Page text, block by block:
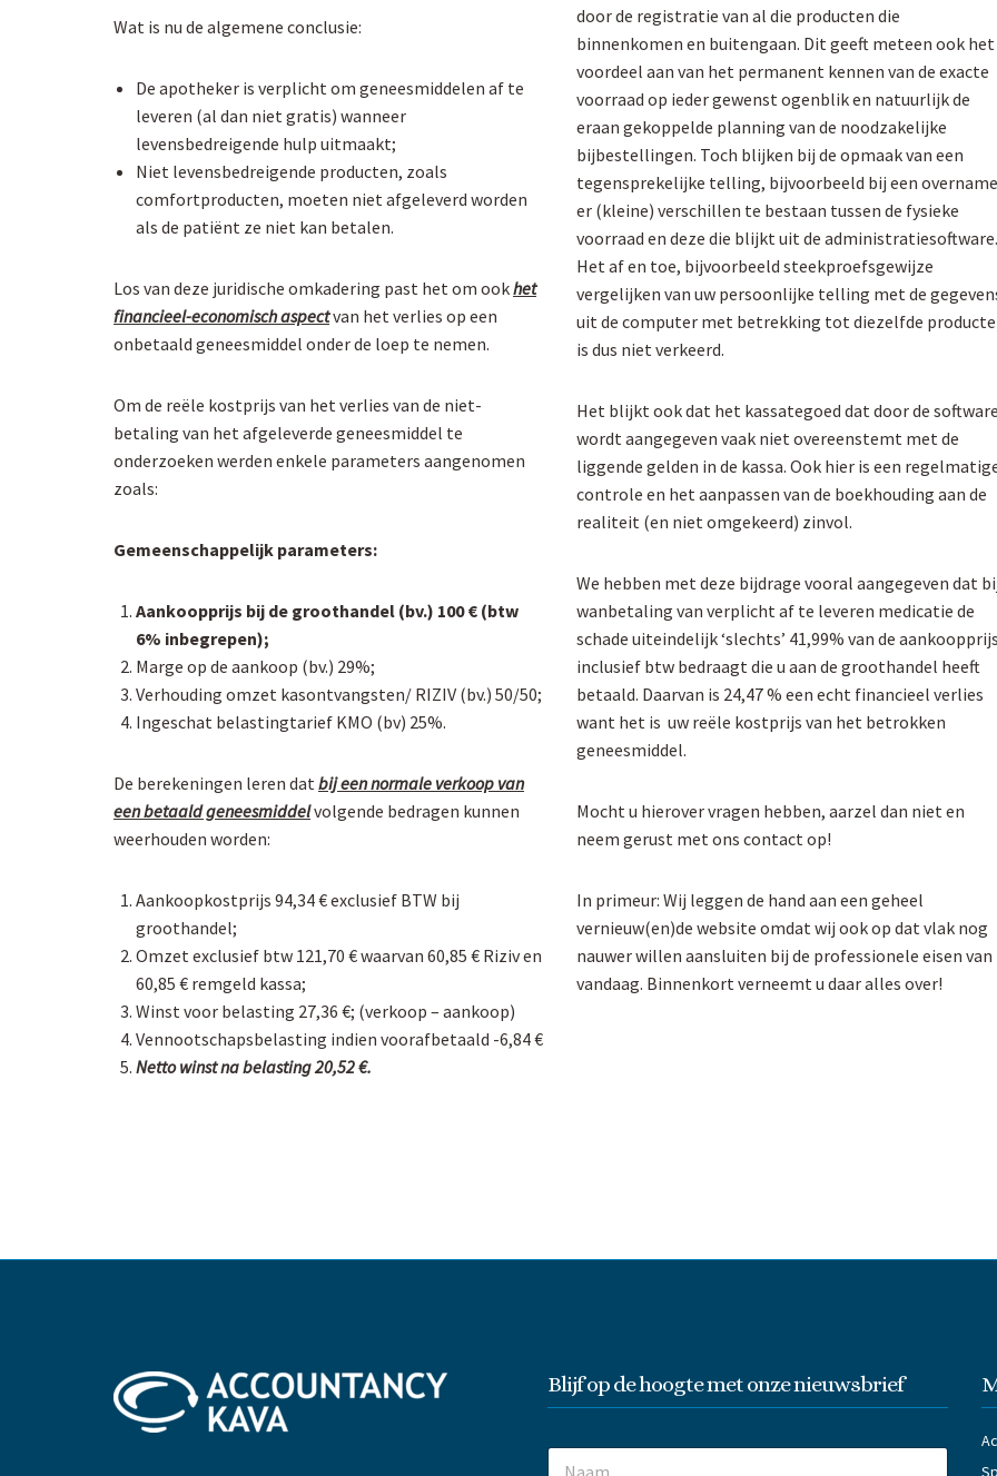
Wat is nu de algemene conclusie:
De apotheker is verplicht om geneesmiddelen af te
leveren (al dan niet gratis) wanneer
levensbedreigende hulp uitmaakt;
Niet levensbedreigende producten, zoals
comfortproducten, moeten niet afgeleverd worden
als de patiënt ze niet kan betalen.
Los van deze juridische omkadering past het om ookhet
financieel-economisch aspectvan het verlies op een
onbetaald geneesmiddel onder de loep te nemen.
Om de reële kostprijs van het verlies van de niet-
betaling van het afgeleverde geneesmiddel te
onderzoeken werden enkele parameters aangenomen
zoals:
Gemeenschappelijk parameters:
Aankoopprijs bij de groothandel (bv.) 100 € (btw
6% inbegrepen);
Marge op de aankoop (bv.) 29%;
Verhouding omzet kasontvangsten/ RIZIV (bv.) 50/50;
Ingeschat belastingtarief KMO (bv) 25%.
De berekeningen leren dat bij een normale verkoop van
een betaald geneesmiddelvolgende bedragen kunnen
weerhouden worden:
Aankoopkostprijs 94,34 € exclusief BTW bij
groothandel;
Omzet exclusief btw 121,70 € waarvan 60,85 € Riziv en
60,85 € remgeld kassa;
Winst voor belasting 27,36 €; (verkoop – aankoop)
Vennootschapsbelasting indien voorafbetaald -6,84 €
Netto winst na belasting 20,52 €.
door de registratie van al die producten die
binnenkomen en buitengaan. Dit geeft meteen ook het
voordeel aan van het permanent kennen van de exacte
voorraad op ieder gewenst ogenblik en natuurlijk de
eraan gekoppelde planning van de noodzakelijke
bijbestellingen. Toch blijken bij de opmaak van een
tegensprekelijke telling, bijvoorbeeld bij een
er (kleine) verschillen te bestaan tussen de fysieke
voorraad en deze die blijkt uit de administratiesoftware.
Het af en toe, bijvoorbeeld steekproefsgewijze
vergelijken van uw persoonlijke telling met de
uit de computer met betrekking tot diezelfde
is dus niet verkeerd.
Het blijkt ook dat het kassategoed dat door de software
wordt aangegeven vaak niet overeenstemt met de
liggende gelden in de kassa. Ook hier is een
controle en het aanpassen van de boekhouding aan de
realiteit (en niet omgekeerd) zinvol.
We hebben met deze bijdrage vooral aangegeven dat
wanbetaling van verplicht af te leveren medicatie de
schade uiteindelijk ‘slechts’ 41,99% van de aankoopprijs
inclusief btw bedraagt die u aan de groothandel heeft
betaald. Daarvan is 24,47 % een echt financieel verlies
want het is uw reële kostprijs van het betrokken
geneesmiddel.
Mocht u hierover vragen hebben, aarzel dan niet en
neem gerust met ons contact op!
In primeur: Wij leggen de hand aan een geheel
vernieuw(en)de website omdat wij ook op dat vlak nog
nauwer willen aansluiten bij de professionele eisen van
vandaag. Binnenkort verneemt u daar alles over!
Blijf op de hoogte met onze nieuwsbrief
N